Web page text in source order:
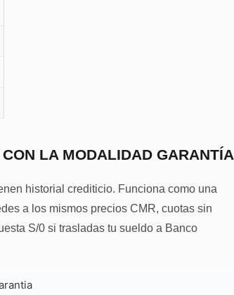
LA MODALIDAD GARANTÍA
historial crediticio. Funciona como una
a los mismos precios CMR, cuotas sin
S/0 si trasladas tu sueldo a Banco